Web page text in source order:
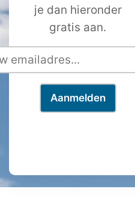
je dan hieronder
gratis aan.